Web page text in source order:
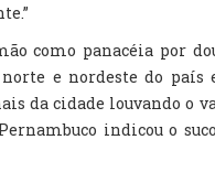
como panacéia por
e nordeste do país
da cidade louvando o
indicou o